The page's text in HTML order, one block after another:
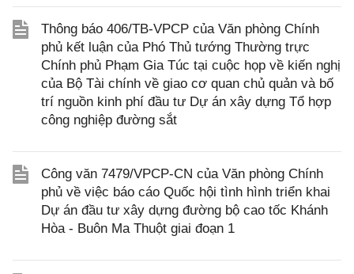
Thông báo 406/TB-VPCP của Văn phòng Chính
phủ kết luận của Phó Thủ tướng Thường trực
Chính phủ Phạm Gia Túc tại cuộc họp về kiến nghị
của Bộ Tài chính về giao cơ quan chủ quản và bố
trí nguồn kinh phí đầu tư Dự án xây dựng Tổ hợp
công nghiệp đường sắt
Công văn 7479/VPCP-CN của Văn phòng Chính
phủ về việc báo cáo Quốc hội tình hình triển khai
Dự án đầu tư xây dựng đường bộ cao tốc Khánh
Hòa - Buôn Ma Thuột giai đoạn 1